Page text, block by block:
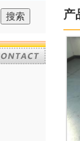
产